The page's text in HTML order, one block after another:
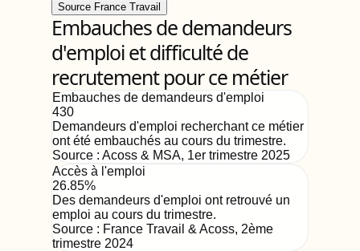
Source France Travail
Embauches de demandeurs
d'emploi et difficulté de
recrutement pour ce métier
Embauches de demandeurs d'emploi
430
Demandeurs d'emploi recherchant ce métier
ont été embauchés au cours du trimestre.
Source : Acoss & MSA, 1er trimestre 2025
Accès à l'emploi
26.85%
Des demandeurs d'emploi ont retrouvé un
emploi au cours du trimestre.
Source : France Travail & Acoss, 2ème
trimestre 2024